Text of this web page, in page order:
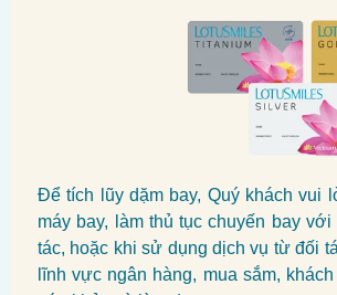
Để tích lũy dặm bay, Quý khách vui
máy bay, làm thủ tục chuyến bay
tác, hoặc khi sử dụng dịch vụ từ đối
lĩnh vực ngân hàng, mua sắm,